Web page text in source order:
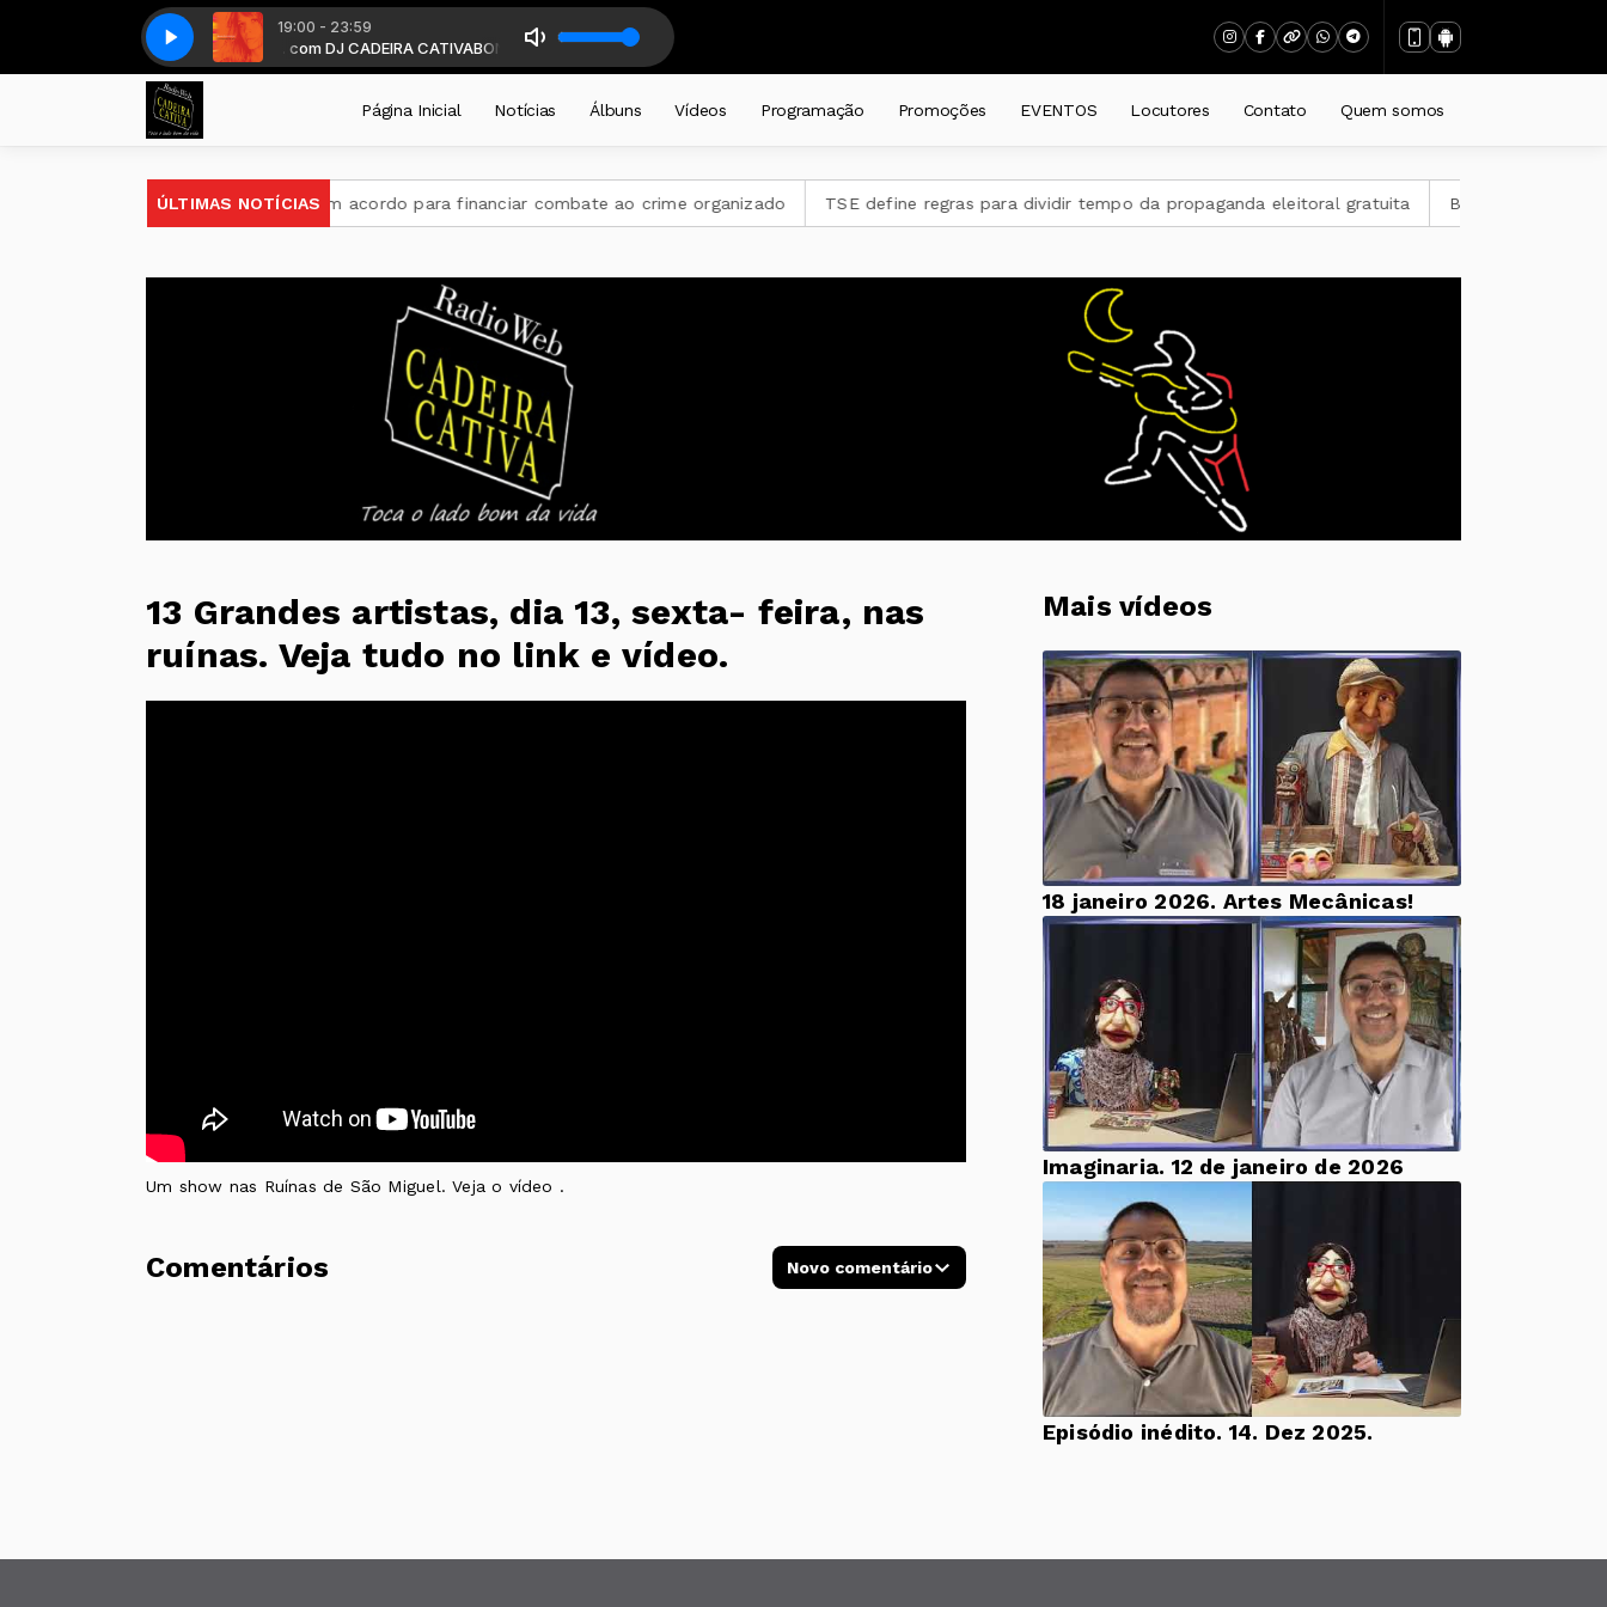
19:00 - 23:59
a partir das 19 horas . com DJ CADEIRA CATIVABONS TEMPOS CADEIRA diariamente a partir das 19 horas . com DJ CADEIRA CATIVA
Out Of Ten- ÓTIMO L1 NEW BOSSA NOVA Alexia Bomtempo - Nine Out Of Ten- ÓTIMO L1 NEW BOSSA NOVA
Página Inicial Notícias Álbuns Vídeos Programação Promoções EVENTOS Locutores Contato Quem somos
ÚLTIMAS NOTÍCIAS
Brasil e BID firmam acordo para financiar combate ao crime organizado TSE define regras para dividir tempo da propaganda eleitoral gratuita BID amplia para US$ 4 bilhões
13 Grandes artistas, dia 13, sexta- feira, nas
ruínas. Veja tudo no link e vídeo.
Mais vídeos
18 janeiro 2026. Artes Mecânicas!
Imaginaria. 12 de janeiro de 2026
Episódio inédito. 14. Dez 2025.
Um show nas Ruínas de São Miguel. Veja o vídeo .
Comentários Novo comentário